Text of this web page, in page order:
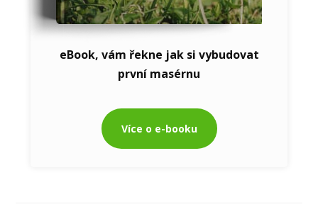
eBook, vám řekne jak si vybudovat
první masérnu
Více o e-booku